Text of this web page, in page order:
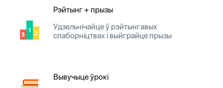
Рэйтынг + прызы
Удзельнічайце ў рэйтынгавых
спаборніцтвах і выйграйце прызы
Вывучыце ўрокі